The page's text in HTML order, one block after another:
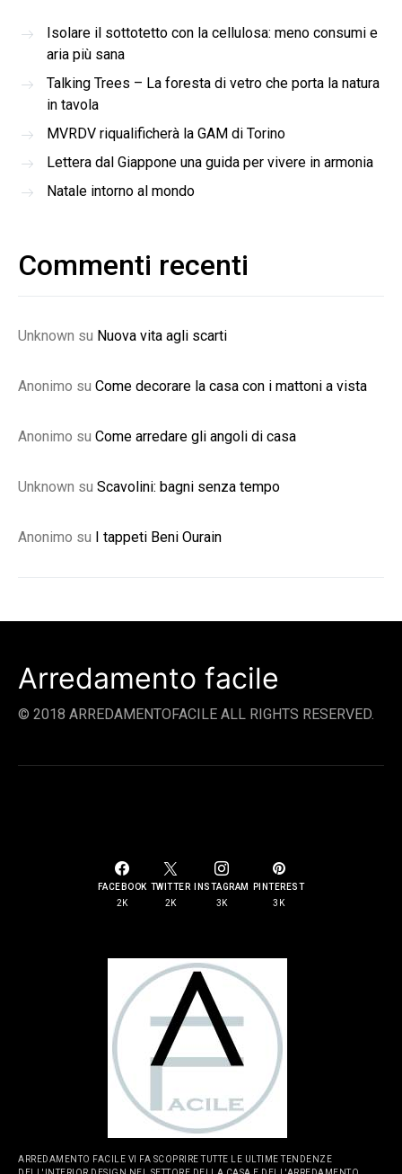
Isolare il sottotetto con la cellulosa: meno consumi e
aria più sana
Talking Trees – La foresta di vetro che porta la natura
in tavola
MVRDV riqualificherà la GAM di Torino
Lettera dal Giappone una guida per vivere in armonia
Natale intorno al mondo
Commenti recenti
Unknown su Nuova vita agli scarti
Anonimo su Come decorare la casa con i mattoni a vista
Anonimo su Come arredare gli angoli di casa
Unknown su Scavolini: bagni senza tempo
Anonimo su I tappeti Beni Ourain
Arredamento facile
© 2018 ARREDAMENTOFACILE ALL RIGHTS RESERVED.
FACEBOOK
2K
TWITTER
2K
INSTAGRAM
3K
PINTEREST
3K
ARREDAMENTO FACILE VI FA SCOPRIRE TUTTE LE ULTIME TENDENZE